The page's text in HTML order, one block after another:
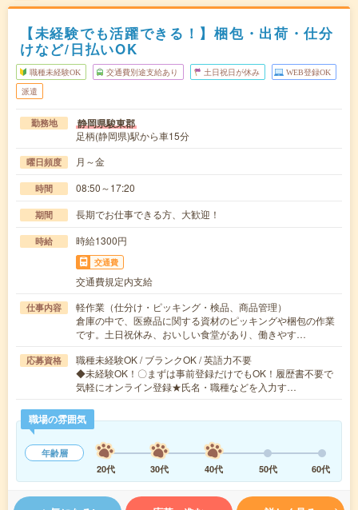
【未経験でも活躍できる！】梱包・出荷・仕分
けなど/日払いOK
職種未経験OK 交通費別途支給あり 土日祝日が休み WEB登録OK
派遣
勤務地 静岡県駿東郡
足柄(静岡県)駅から車15分
曜日頻度 月～金
時間 08:50～17:20
期間 長期でお仕事できる方、大歓迎！
時給 時給1300円
交通費
交通費規定内支給
仕事内容
軽作業（仕分け・ピッキング・検品、商品管理）
倉庫の中で、医療品に関する資材のピッキングや梱包の作業
です。土日祝休み、おいしい食堂があり、働きやす…
応募資格
職種未経験OK / ブランクOK / 英語力不要
◆未経験OK！〇まずは事前登録だけでもOK！履歴書不要で
気軽にオンライン登録★氏名・職種などを入力す…
職場の雰囲気
年齢層
20代
30代 40代 50代 60代